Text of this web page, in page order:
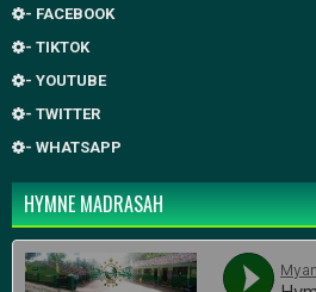
- FACEBOOK
- TIKTOK
- YOUTUBE
- TWITTER
- WHATSAPP
HYMNE MADRASAH